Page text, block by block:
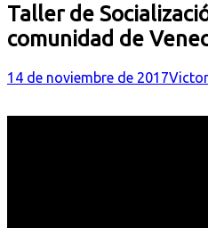
Taller de
comunidad de
14 de noviembre de 2017